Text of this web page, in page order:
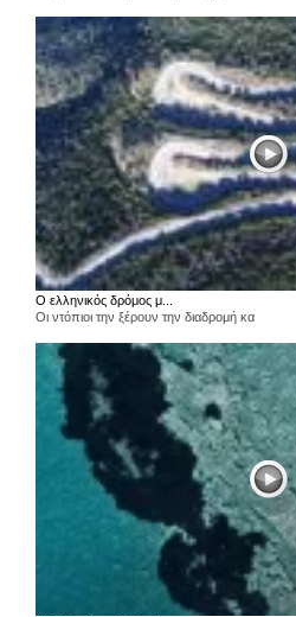
Ο ελληνικός δρόμος μ...
Οι ντόπιοι την ξέρουν την διαδρομή κα